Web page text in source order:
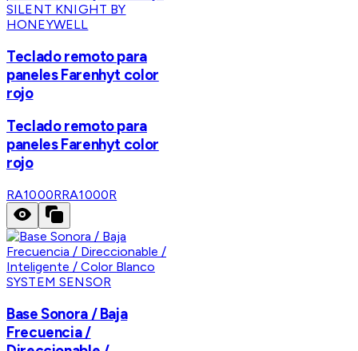
SILENT KNIGHT BY
HONEYWELL
Teclado remoto para
paneles Farenhyt color
rojo
Teclado remoto para
paneles Farenhyt color
rojo
RA1000RRA1000R
SYSTEM SENSOR
Base Sonora / Baja
Frecuencia /